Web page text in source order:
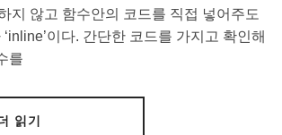
지 않고 함수안의 코드를 직접 넣어주도
이다. 간단한 코드를 가지고 확인해
를
읽기